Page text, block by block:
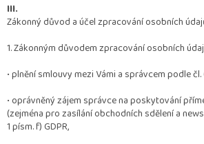
III.
Zákonný důvod a účel zpracování osobních
1. Zákonným důvodem zpracování osobních
•plnění smlouvy mezi Vámi a správcem podle čl.
•oprávněný zájem správce na poskytování
(zejména pro zasílání obchodních sdělení a
1 písm. f) GDPR,